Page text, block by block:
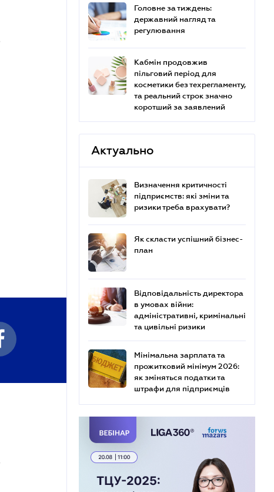
Головне за тиждень:
державний нагляд та
регулювання
Кабмін продовжив
пільговий період для
косметики без техрегламенту,
та реальний строк значно
коротший за заявлений
Актуально
Визначення критичності
підприємств: які зміни та
ризики треба врахувати?
Як скласти успішний бізнес-
план
Відповідальність директора
в умовах війни:
адміністративні, кримінальні
та цивільні ризики
Мінімальна зарплата та
прожитковий мінімум 2026:
як зміняться податки та
штрафи для підприємців